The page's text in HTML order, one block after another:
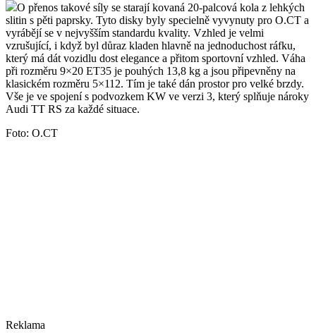
O přenos takové síly se starají kovaná 20-palcová kola z lehkých
slitin s pěti paprsky. Tyto disky byly specielně vyvynuty pro O.CT a
vyrábějí se v nejvyšším standardu kvality. Vzhled je velmi
vzrušující, i když byl důraz kladen hlavně na jednoduchost ráfku,
který má dát vozidlu dost elegance a přitom sportovní vzhled. Váha
při rozměru 9×20 ET35 je pouhých 13,8 kg a jsou připevněny na
klasickém rozměru 5×112. Tím je také dán prostor pro velké brzdy.
Vše je ve spojení s podvozkem KW ve verzi 3, který splňuje nároky
Audi TT RS za každé situace.
Foto: O.CT
Reklama